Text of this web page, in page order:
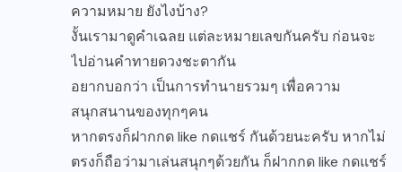
ความหมาย ยังไงบ้าง?
งั้นเรามาดูคำเฉลย แต่ละหมายเลขกันครับ ก่อนจะ
ไปอ่านคำทายดวงชะตากัน
อยากบอกว่า เป็นการทำนายรวมๆ เพื่อความ
สนุกสนานของทุกๆคน
หากตรงก็ฝากกด like กดแชร์ กันด้วยนะครับ หากไม่
ตรงก็ถือว่ามาเล่นสนุกๆด้วยกัน ก็ฝากกด like กดแชร์